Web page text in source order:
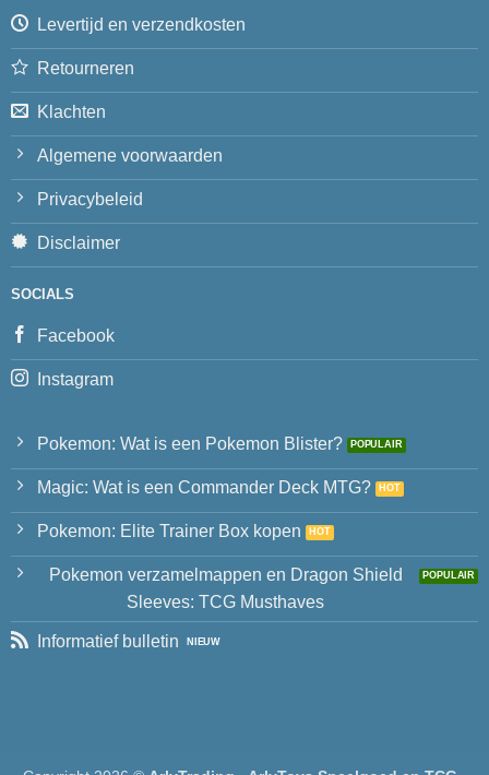
Levertijd en verzendkosten
Retourneren
Klachten
Algemene voorwaarden
Privacybeleid
Disclaimer
SOCIALS
Facebook
Instagram
Pokemon: Wat is een Pokemon Blister?
Magic: Wat is een Commander Deck MTG?
Pokemon: Elite Trainer Box kopen
Pokemon verzamelmappen en Dragon Shield
Sleeves: TCG Musthaves
Informatief bulletin